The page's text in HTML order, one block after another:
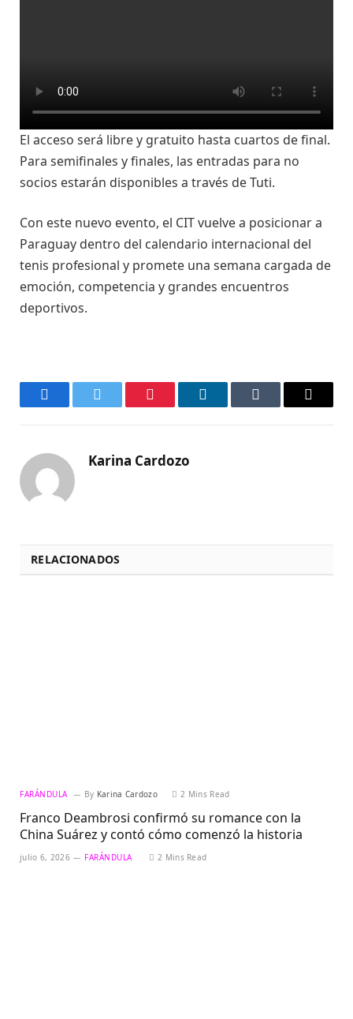
El acceso será libre y gratuito hasta cuartos de final.
Para semifinales y finales, las entradas para no
socios estarán disponibles a través de Tuti.
Con este nuevo evento, el CIT vuelve a posicionar a
Paraguay dentro del calendario internacional del
tenis profesional y promete una semana cargada de
emoción, competencia y grandes encuentros
deportivos.
FacebookTwitter Pinterest LinkedInTumblr Email
Karina Cardozo
RELACIONADOS
FARÁNDULA By Karina Cardozo 2 Mins Read
Franco Deambrosi confirmó su romance con la
China Suárez y contó cómo comenzó la historia
julio 6, 2026 FARÁNDULA 2 Mins Read